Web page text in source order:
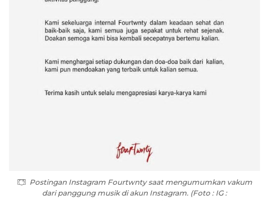
Postingan Instagram Fourtwnty saat mengumumkan vakum
dari panggung musik di akun Instagram. (Foto : IG :